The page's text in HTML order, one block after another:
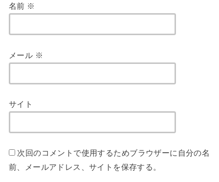
名前 ※
メール ※
サイト
次回のコメントで使用するためブラウザーに自分の名
前、メールアドレス、サイトを保存する。